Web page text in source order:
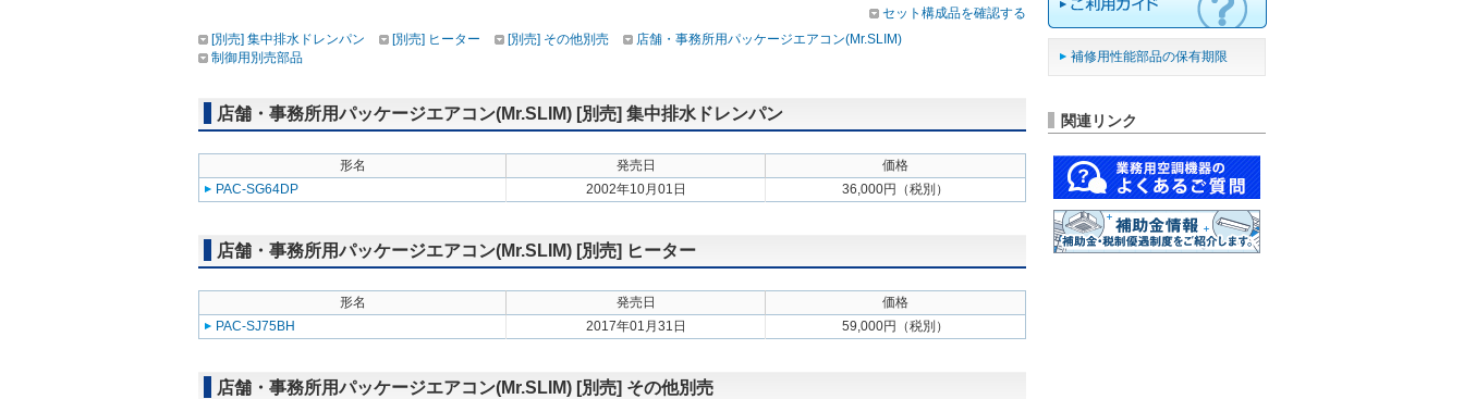
セット構成品を確認する
[別売] 集中排水ドレンパン
[別売] ヒーター [別売] その他別売
店舗・事務所用パッケージエアコン(Mr.SLIM)
制御用別売部品
店舗・事務所用パッケージエアコン(Mr.SLIM) [別売] 集中排水ドレンパン
形名 発売日
価格
PAC-SG64DP
2002年10月01日 36,000円（税別）
店舗・事務所用パッケージエアコン(Mr.SLIM) [別売] ヒーター
形名 発売日
価格
PAC-SJ75BH
2017年01月31日 59,000円（税別）
店舗・事務所用パッケージエアコン(Mr.SLIM) [別売] その他別売
補修用性能部品の保有期限
関連リンク